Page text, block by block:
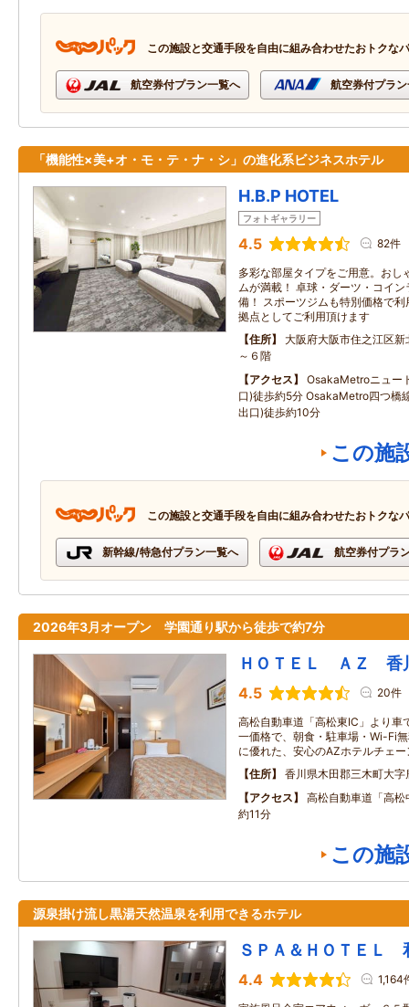
この施設と交通手段を自由に組み合わせたおトクな
航空券付プラン一覧へ 航空券付プラ
「機能性×美+オ・モ・テ・ナ・シ」の進化系ビジネスホテル
H.B.P HOTEL
フォトギャラリー
4.5 82件
多彩な部屋タイプをご用意。おし
ムが満載！ 卓球・ダーツ・コイ
備！ スポーツジムも特別価格で
拠点としてご利用頂けます
住所
大阪府大阪市住之江区
～６階
アクセス
OsakaMetroニュー
口)徒歩約5分 OsakaMetro四つ橋
出口)徒歩約10分
この施
この施設と交通手段を自由に組み合わせたおトクな
新幹線/特急付プラン一覧へ 航空券付プラ
2026年3月オープン 学園通り駅から徒歩で約7分
ＨＯＴＥＬ ＡＺ 香
4.5 20件
高松自動車道「高松東IC」より車
一価格で、朝食・駐車場・Wi-Fi
に優れた、安心のAZホテルチェー
住所
香川県木田郡三木町大
アクセス
高松自動車道「高
約11分
この施
源泉掛け流し黒湯天然温泉を利用できるホテル
ＳＰＡ＆ＨＯＴＥＬ
4.4 1,164